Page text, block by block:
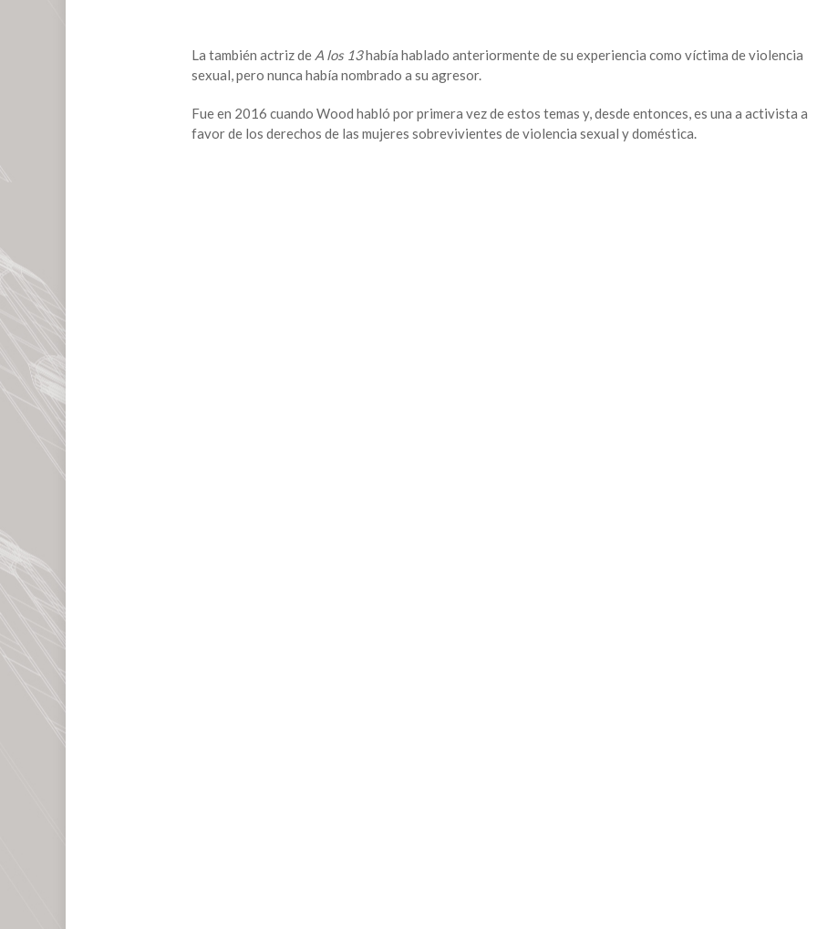
La también actriz de A los 13había hablado anteriormente de su experiencia como víctima de violencia
sexual, pero nunca había nombrado a su agresor.
Fue en 2016 cuando Wood habló por primera vez de estos temas y, desde entonces, es una a activista a
favor de los derechos de las mujeres sobrevivientes de violencia sexual y doméstica.